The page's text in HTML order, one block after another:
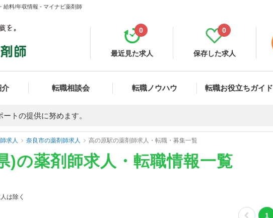
給料/年収情報 - マイナビ薬剤師
最近見た求人
0
保存した求人
0
介 転職相談会 転職ノウハウ 転職お役立ちガイド
トの提供に努めます。
求人 奈良市の薬剤師求人 高の原駅の薬剤師求人・転職・募集一覧
)の薬剤師求人・転職情報一覧
は除く
1